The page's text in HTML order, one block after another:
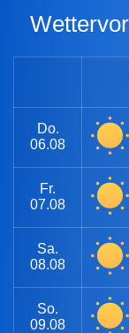
Do.
06.08
Fr.
07.08
Sa.
08.08
So.
09.08